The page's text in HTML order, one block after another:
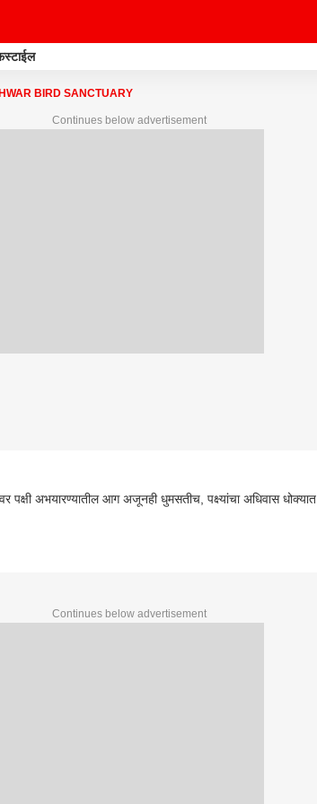
BIRD SANCTUARY
Continues below advertisement
पक्षी अभयारण्यातील आग अजूनही धुमसतीच, पक्ष्यांचा अधिवास धोक्यात
Continues below advertisement